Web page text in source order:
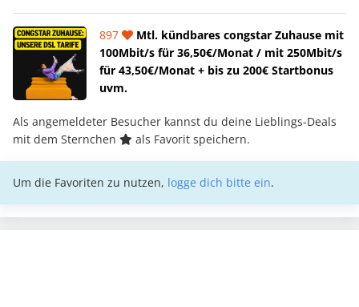
897
Mtl. kündbares congstar Zuhause mit
100Mbit/s für 36,50€/Monat / mit 250Mbit/s
für 43,50€/Monat + bis zu 200€ Startbonus
uvm.
Als angemeldeter Besucher kannst du deine Lieblings-Deals
mit dem Sternchen
als Favorit speichern.
Um die Favoriten zu nutzen, logge dich bitte ein.